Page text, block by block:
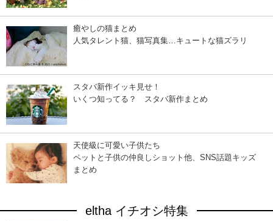
癒やしの猫まとめ
人気タレント猫、猫写真集…キュートな猫ズラリ
スタバ新作イッキ見せ！
いくつ知ってる？ スタバ新作まとめ
天使級に可愛い子供たち
ペットと子供の仲良しショット他、SNS話題キッズ
まとめ
eltha イチオシ特集